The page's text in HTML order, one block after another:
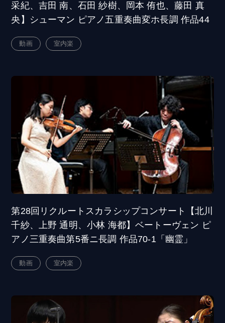
采紀、吉田 南、石田 紗樹、岡本 侑也、藤田 真
央】シューマン ピアノ五重奏曲変ホ長調 作品44
動画 室内楽
第28回リクルートスカラシップコンサート【北川
千紗、上野 通明、小林 海都】ベートーヴェン ピ
アノ三重奏曲第5番ニ長調 作品70-1「幽霊」
動画 室内楽